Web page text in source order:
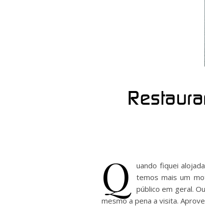
Q uando fiquei
temos mais um
público em geral.
mesmo a pena a visita.